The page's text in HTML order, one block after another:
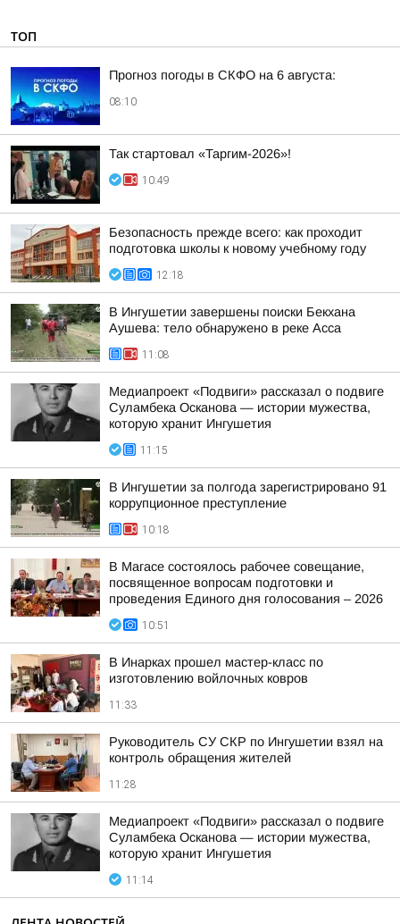
ТОП
Прогноз погоды в СКФО на 6 августа:
08:10
Так стартовал «Таргим-2026»!
10:49
Безопасность прежде всего: как проходит
подготовка школы к новому учебному году
12:18
В Ингушетии завершены поиски Бекхана
Аушева: тело обнаружено в реке Асса
11:08
Медиапроект «Подвиги» рассказал о подвиге
Суламбека Осканова — истории мужества,
которую хранит Ингушетия
11:15
В Ингушетии за полгода зарегистрировано 91
коррупционное преступление
10:18
В Магасе состоялось рабочее совещание,
посвященное вопросам подготовки и
проведения Единого дня голосования – 2026
10:51
В Инарках прошел мастер-класс по
изготовлению войлочных ковров
11:33
Руководитель СУ СКР по Ингушетии взял на
контроль обращения жителей
11:28
Медиапроект «Подвиги» рассказал о подвиге
Суламбека Осканова — истории мужества,
которую хранит Ингушетия
11:14